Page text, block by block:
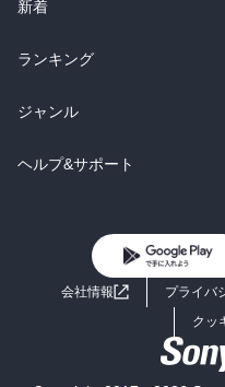
雑誌・グラビア
BL・TL
総合
ラノベ
雑誌・グラビア
BL・TL
新着
総合
ラノベ
雑誌・グラビア
ランキング
総合
ラノベ
ジャンル
コミック
ライトノベル
ヘルプ&サポート
よくあるご質問
会社情報 プライバ
クッ